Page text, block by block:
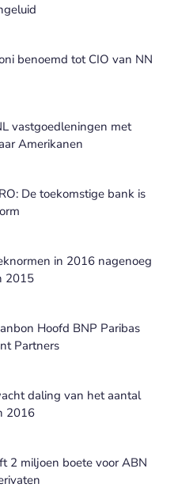
benoemd tot CIO van NN
vastgoedleningen met
Amerikanen
De toekomstige bank is
in 2016 nagenoeg
2015
Hoofd BNP Paribas
Partners
daling van het aantal
2016
2 miljoen boete voor ABN